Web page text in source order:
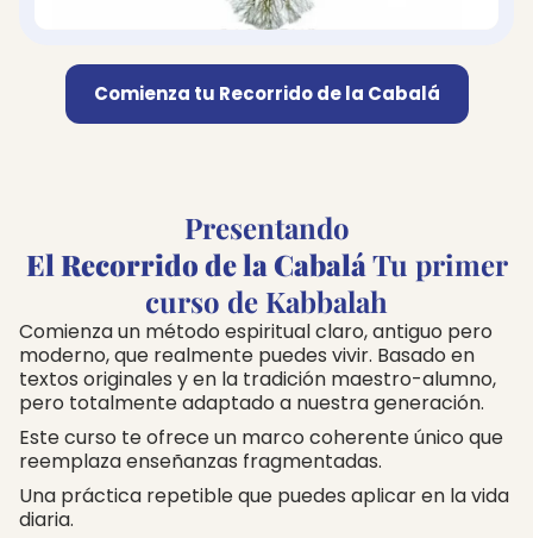
Comienza tu Recorrido de la Cabalá
Presentando
El Recorrido de la CabaláTu primer
curso de Kabbalah
Comienza un método espiritual claro, antiguo pero
moderno, que realmente puedes vivir. Basado en
textos originales y en la tradición maestro-alumno,
pero totalmente adaptado a nuestra generación.
Este curso te ofrece un marco coherente único que
reemplaza enseñanzas fragmentadas.
Una práctica repetible que puedes aplicar en la vida
diaria.